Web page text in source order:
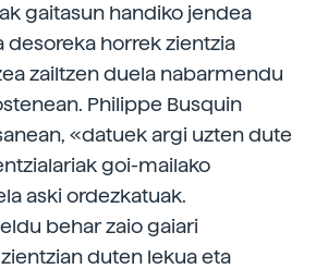
gaitasun handiko jendea
desoreka horrek zientzia
zailtzen duela nabarmendu
Philippe Busquin
«datuek argi uzten dute
goi-mailako
aski ordezkatuak.
behar zaio gaiari
duten lekua eta